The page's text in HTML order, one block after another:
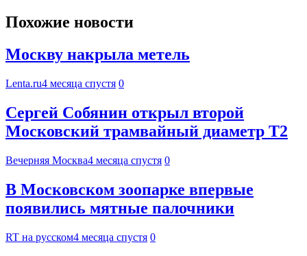
Похожие новости
Москву накрыла метель
Lenta.ru4 месяца спустя 0
Сергей Собянин открыл второй
Московский трамвайный диаметр Т2
Вечерняя Москва4 месяца спустя 0
В Московском зоопарке впервые
появились мятные палочники
RT на русском4 месяца спустя 0